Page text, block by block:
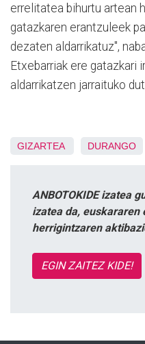
errelitatea bihurtu artean
gatazkaren erantzuleek
dezaten aldarrikatuz",
Etxebarriak ere gatazkari
aldarrikatzen jarraituko
GIZARTEA DURANGO
ANBOTOKIDE izatea
izatea da, euskararen
herrigintzaren
EGIN ZAITEZ KIDE!